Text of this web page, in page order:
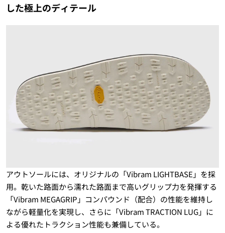
した極上のディテール
アウトソールには、オリジナルの「Vibram LIGHTBASE」を採
用。乾いた路面から濡れた路面まで高いグリップ力を発揮する
「Vibram MEGAGRIP」コンパウンド（配合）の性能を維持し
ながら軽量化を実現し、さらに「Vibram TRACTION LUG」に
よる優れたトラクション性能も兼備している。